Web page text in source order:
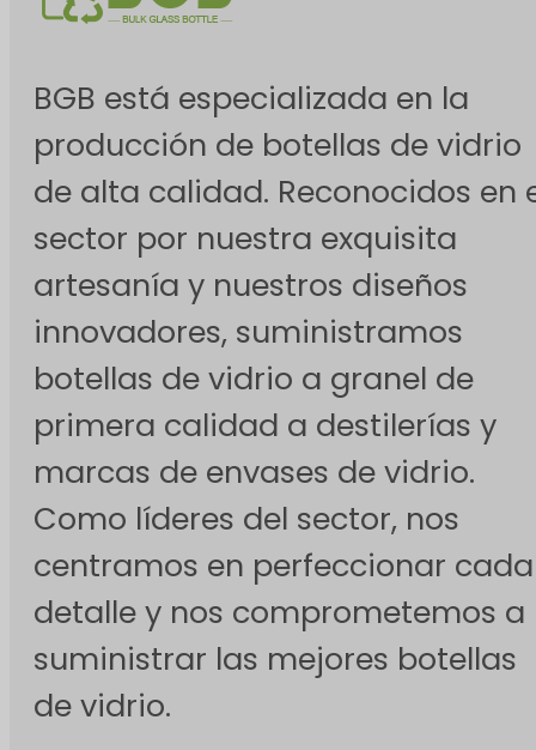
BGB está especializada en la
producción de botellas de vidrio
de alta calidad. Reconocidos en
sector por nuestra exquisita
artesanía y nuestros diseños
innovadores, suministramos
botellas de vidrio a granel de
primera calidad a destilerías y
marcas de envases de vidrio.
Como líderes del sector, nos
centramos en perfeccionar cada
detalle y nos comprometemos a
suministrar las mejores botellas
de vidrio.